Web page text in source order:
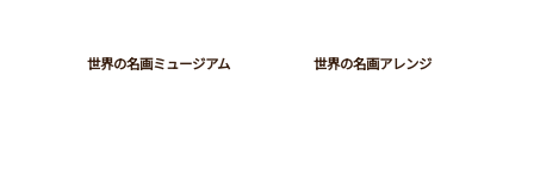
​世界の名画ミュージアム 世界の名画アレンジ